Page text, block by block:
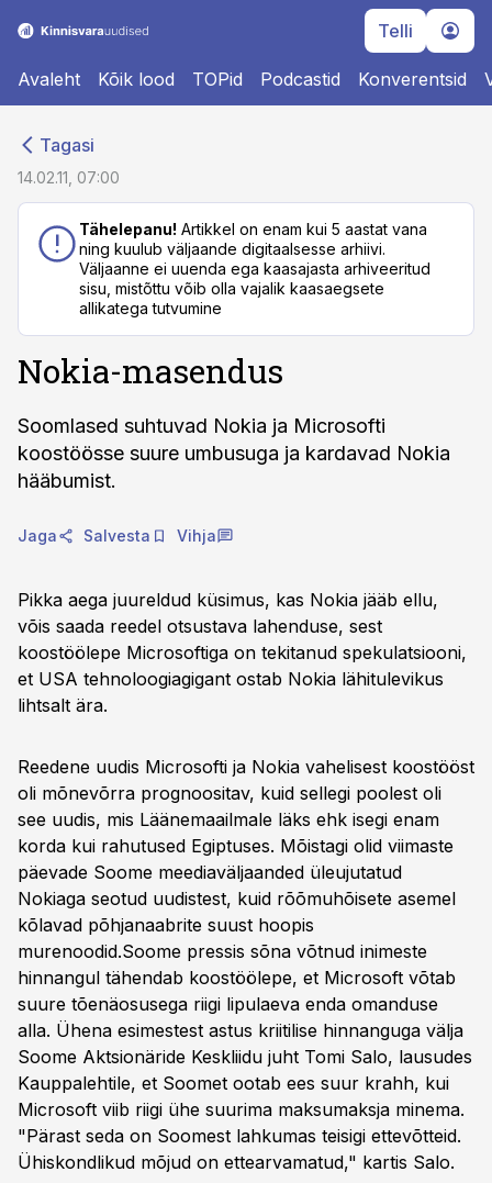
Telli
Avaleht Kõik lood TOPid Podcastid Konverentsid
Tagasi
14.02.11, 07:00
Tähelepanu! Artikkel on enam kui 5 aastat vana
ning kuulub väljaande digitaalsesse arhiivi.
Väljaanne ei uuenda ega kaasajasta arhiveeritud
sisu, mistõttu võib olla vajalik kaasaegsete
allikatega tutvumine
Nokia-masendus
Soomlased suhtuvad Nokia ja Microsofti
koostöösse suure umbusuga ja kardavad Nokia
hääbumist.
Jaga Salvesta Vihja
Pikka aega juureldud küsimus, kas Nokia jääb ellu,
võis saada reedel otsustava lahenduse, sest
koostöölepe Microsoftiga on tekitanud spekulatsiooni,
et USA tehnoloogiagigant ostab Nokia lähitulevikus
lihtsalt ära.
Reedene uudis Microsofti ja Nokia vahelisest koostööst
oli mõnevõrra prognoositav, kuid sellegi poolest oli
see uudis, mis Läänemaailmale läks ehk isegi enam
korda kui rahutused Egiptuses. Mõistagi olid viimaste
päevade Soome meediaväljaanded üleujutatud
Nokiaga seotud uudistest, kuid rõõmuhõisete asemel
kõlavad põhjanaabrite suust hoopis
murenoodid.Soome pressis sõna võtnud inimeste
hinnangul tähendab koostöölepe, et Microsoft võtab
suure tõenäosusega riigi lipulaeva enda omanduse
alla. Ühena esimestest astus kriitilise hinnanguga välja
Soome Aktsionäride Keskliidu juht Tomi Salo, lausudes
Kauppalehtile, et Soomet ootab ees suur krahh, kui
Microsoft viib riigi ühe suurima maksumaksja minema.
"Pärast seda on Soomest lahkumas teisigi ettevõtteid.
Ühiskondlikud mõjud on ettearvamatud," kartis Salo.